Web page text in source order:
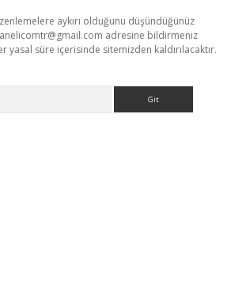
aykırı olduğunu düşündüğünüz
adresine bildirmeniz
yasal süre içerisinde sitemizden kaldırılacaktır.